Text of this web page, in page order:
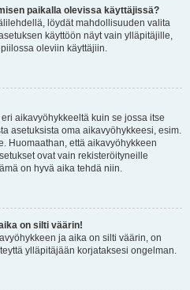
paikalla olevissa käyttäjissä?
löydät mahdollisuuden valita
käyttöön näyt vain ylläpitäjille,
oleviin käyttäjiin.
aikavyöhykkeeltä kuin se jossa itse
asetuksista oma aikavyöhykkeesi, esim.
Huomaathan, että aikavyöhykkeen
ovat vain rekisteröityneille
on hyvä aika tehdä niin.
on silti väärin!
ja aika on silti väärin, on
ylläpitäjään korjataksesi ongelman.